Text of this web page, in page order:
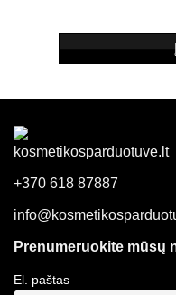
+370 618 87887
Prenumeruokite mūsų
El. paštas